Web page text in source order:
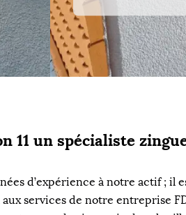
11 un spécialiste
d’expérience à notre actif ; il
services de notre entreprise